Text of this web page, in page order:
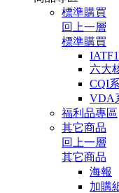
標準購買
回上一層
標準購買
六大
CQI
VDA
福利品專區
其它商品
回上一層
其它商品
海報
加購